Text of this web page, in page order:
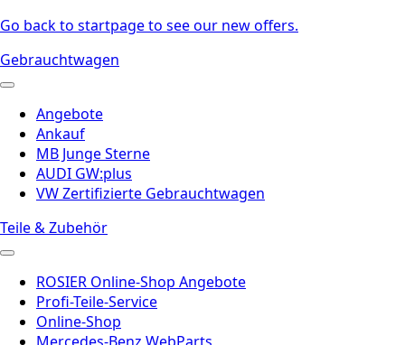
Go back to startpage to see our new offers.
Gebrauchtwagen
Angebote
Ankauf
MB Junge Sterne
AUDI GW:plus
VW Zertifizierte Gebrauchtwagen
Teile & Zubehör
ROSIER Online-Shop Angebote
Profi-Teile-Service
Online-Shop